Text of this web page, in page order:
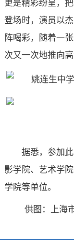
更是精彩纷呈，
登场时，演员以
阵喝彩，随着一
次又一次地推向
据悉，参加
影学院、艺术学
学院等单位。
供图：上海